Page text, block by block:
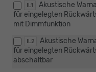
IL1
Akustische
für eingelegten
mit Dimmfunktion
IL2
Akustische
für eingelegten
abschaltbar